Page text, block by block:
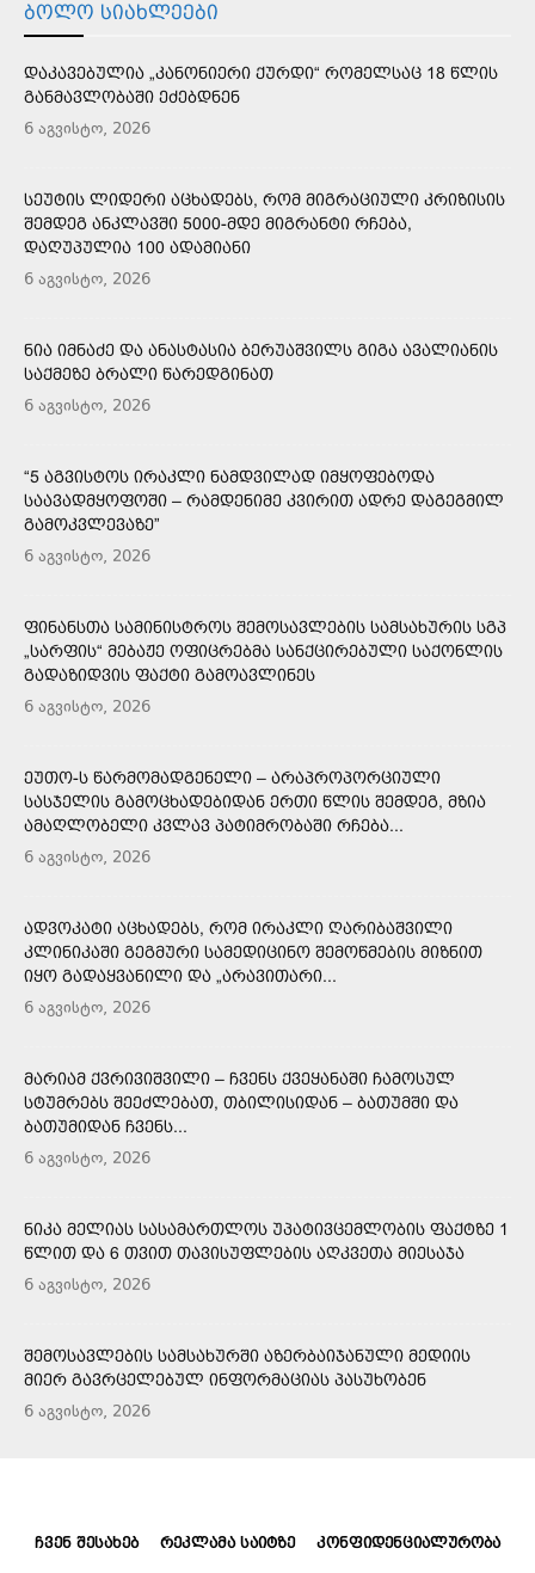
ᲑᲝᲚᲝ ᲡᲘᲐᲮᲚᲔᲔᲑᲘ
ᲓᲐᲙᲐᲕᲔᲑᲣᲚᲘᲐ „ᲙᲐᲜᲝᲜᲘᲔᲠᲘ ᲥᲣᲠᲓᲘ“ ᲠᲝᲛᲔᲚᲡᲐᲪ 18 ᲬᲚᲘᲡ
ᲒᲐᲜᲛᲐᲕᲚᲝᲑᲐᲨᲘ ᲔᲫᲔᲑᲓᲜᲔᲜ
6 აგვისტო, 2026
ᲡᲔᲣᲢᲘᲡ ᲚᲘᲓᲔᲠᲘ ᲐᲪᲮᲐᲓᲔᲑᲡ, ᲠᲝᲛ ᲛᲘᲒᲠᲐᲪᲘᲣᲚᲘ ᲙᲠᲘᲖᲘᲡᲘᲡ
ᲨᲔᲛᲓᲔᲒ ᲐᲜᲙᲚᲐᲕᲨᲘ 5000-ᲛᲓᲔ ᲛᲘᲒᲠᲐᲜᲢᲘ ᲠᲩᲔᲑᲐ,
ᲓᲐᲦᲣᲞᲣᲚᲘᲐ 100 ᲐᲓᲐᲛᲘᲐᲜᲘ
6 აგვისტო, 2026
ᲜᲘᲐ ᲘᲛᲜᲐᲫᲔ ᲓᲐ ᲐᲜᲐᲡᲢᲐᲡᲘᲐ ᲑᲔᲠᲣᲐᲨᲕᲘᲚᲡ ᲒᲘᲒᲐ ᲐᲕᲐᲚᲘᲐᲜᲘᲡ
ᲡᲐᲥᲛᲔᲖᲔ ᲑᲠᲐᲚᲘ ᲬᲐᲠᲔᲓᲒᲘᲜᲐᲗ
6 აგვისტო, 2026
“5 ᲐᲒᲕᲘᲡᲢᲝᲡ ᲘᲠᲐᲙᲚᲘ ᲜᲐᲛᲓᲕᲘᲚᲐᲓ ᲘᲛᲧᲝᲤᲔᲑᲝᲓᲐ
ᲡᲐᲐᲕᲐᲓᲛᲧᲝᲤᲝᲨᲘ – ᲠᲐᲛᲓᲔᲜᲘᲛᲔ ᲙᲕᲘᲠᲘᲗ ᲐᲓᲠᲔ ᲓᲐᲒᲔᲒᲛᲘᲚ
ᲒᲐᲛᲝᲙᲕᲚᲔᲕᲐᲖᲔ”
6 აგვისტო, 2026
ᲤᲘᲜᲐᲜᲡᲗᲐ ᲡᲐᲛᲘᲜᲘᲡᲢᲠᲝᲡ ᲨᲔᲛᲝᲡᲐᲕᲚᲔᲑᲘᲡ ᲡᲐᲛᲡᲐᲮᲣᲠᲘᲡ ᲡᲒᲞ
„ᲡᲐᲠᲤᲘᲡ“ ᲛᲔᲑᲐᲟᲔ ᲝᲤᲘᲪᲠᲔᲑᲛᲐ ᲡᲐᲜᲥᲪᲘᲠᲔᲑᲣᲚᲘ ᲡᲐᲥᲝᲜᲚᲘᲡ
ᲒᲐᲓᲐᲖᲘᲓᲕᲘᲡ ᲤᲐᲥᲢᲘ ᲒᲐᲛᲝᲐᲕᲚᲘᲜᲔᲡ
6 აგვისტო, 2026
ᲔᲣᲗᲝ-Ს ᲬᲐᲠᲛᲝᲛᲐᲓᲒᲔᲜᲔᲚᲘ – ᲐᲠᲐᲞᲠᲝᲞᲝᲠᲪᲘᲣᲚᲘ
ᲡᲐᲡᲯᲔᲚᲘᲡ ᲒᲐᲛᲝᲪᲮᲐᲓᲔᲑᲘᲓᲐᲜ ᲔᲠᲗᲘ ᲬᲚᲘᲡ ᲨᲔᲛᲓᲔᲒ, ᲛᲖᲘᲐ
ᲐᲛᲐᲦᲚᲝᲑᲔᲚᲘ ᲙᲕᲚᲐᲕ ᲞᲐᲢᲘᲛᲠᲝᲑᲐᲨᲘ ᲠᲩᲔᲑᲐ...
6 აგვისტო, 2026
ᲐᲓᲕᲝᲙᲐᲢᲘ ᲐᲪᲮᲐᲓᲔᲑᲡ, ᲠᲝᲛ ᲘᲠᲐᲙᲚᲘ ᲦᲐᲠᲘᲑᲐᲨᲕᲘᲚᲘ
ᲙᲚᲘᲜᲘᲙᲐᲨᲘ ᲒᲔᲒᲛᲣᲠᲘ ᲡᲐᲛᲔᲓᲘᲪᲘᲜᲝ ᲨᲔᲛᲝᲬᲛᲔᲑᲘᲡ ᲛᲘᲖᲜᲘᲗ
ᲘᲧᲝ ᲒᲐᲓᲐᲧᲕᲐᲜᲘᲚᲘ ᲓᲐ „ᲐᲠᲐᲕᲘᲗᲐᲠᲘ...
6 აგვისტო, 2026
ᲛᲐᲠᲘᲐᲛ ᲥᲕᲠᲘᲕᲘᲨᲕᲘᲚᲘ – ᲩᲕᲔᲜᲡ ᲥᲕᲔᲧᲐᲜᲐᲨᲘ ᲩᲐᲛᲝᲡᲣᲚ
ᲡᲢᲣᲛᲠᲔᲑᲡ ᲨᲔᲔᲫᲚᲔᲑᲐᲗ, ᲗᲑᲘᲚᲘᲡᲘᲓᲐᲜ – ᲑᲐᲗᲣᲛᲨᲘ ᲓᲐ
ᲑᲐᲗᲣᲛᲘᲓᲐᲜ ᲩᲕᲔᲜᲡ...
6 აგვისტო, 2026
ᲜᲘᲙᲐ ᲛᲔᲚᲘᲐᲡ ᲡᲐᲡᲐᲛᲐᲠᲗᲚᲝᲡ ᲣᲞᲐᲢᲘᲕᲪᲔᲛᲚᲝᲑᲘᲡ ᲤᲐᲥᲢᲖᲔ 1
ᲬᲚᲘᲗ ᲓᲐ 6 ᲗᲕᲘᲗ ᲗᲐᲕᲘᲡᲣᲤᲚᲔᲑᲘᲡ ᲐᲦᲙᲕᲔᲗᲐ ᲛᲘᲔᲡᲐᲯᲐ
6 აგვისტო, 2026
ᲨᲔᲛᲝᲡᲐᲕᲚᲔᲑᲘᲡ ᲡᲐᲛᲡᲐᲮᲣᲠᲨᲘ ᲐᲖᲔᲠᲑᲐᲘᲯᲐᲜᲣᲚᲘ ᲛᲔᲓᲘᲘᲡ
ᲛᲘᲔᲠ ᲒᲐᲕᲠᲪᲔᲚᲔᲑᲣᲚ ᲘᲜᲤᲝᲠᲛᲐᲪᲘᲐᲡ ᲞᲐᲡᲣᲮᲝᲑᲔᲜ
6 აგვისტო, 2026
ᲩᲕᲔᲜ ᲨᲔᲡᲐᲮᲔᲑ ᲠᲔᲙᲚᲐᲛᲐ ᲡᲐᲘᲢᲖᲔ ᲙᲝᲜᲤᲘᲓᲔᲜᲪᲘᲐᲚᲣᲠᲝᲑᲐ